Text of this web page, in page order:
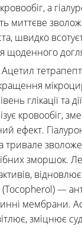
а
миттєве
швидко
щоденного
Ацетил
глікації та
кровообіг,
ефект.
тривале
зморшок.
—
мембрани.
зміцнює